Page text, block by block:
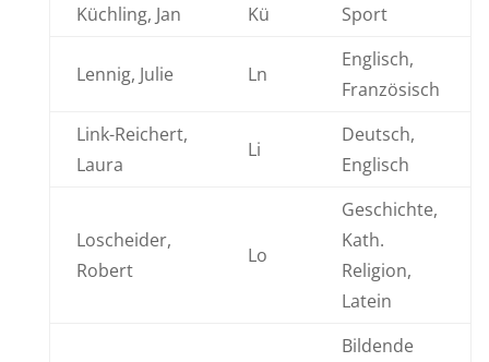
Küchling, Jan Kü Sport
Lennig, Julie Ln
Englisch,
Französisch
Link-Reichert,
Laura
Li
Deutsch,
Englisch
Loscheider,
Robert
Lo
Geschichte,
Kath.
Religion,
Latein
Bildende